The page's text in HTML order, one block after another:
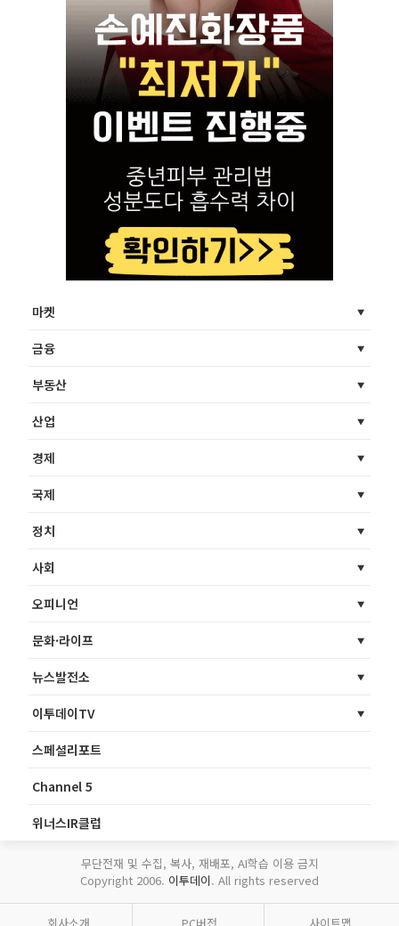
마켓
금융
부동산
산업
경제
국제
정치
사회
오피니언
문화·라이프
뉴스발전소
이투데이TV
스페셜리포트
Channel 5
위너스IR클럽
무단전재 및 수집, 복사, 재배포, AI학습 이용 금지
Copyright 2006. 이투데이. All rights reserved
회사소개 PC버전 사이트맵